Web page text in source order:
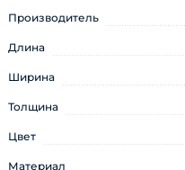
Производитель
Длина
Ширина
Толщина
Цвет
Материал